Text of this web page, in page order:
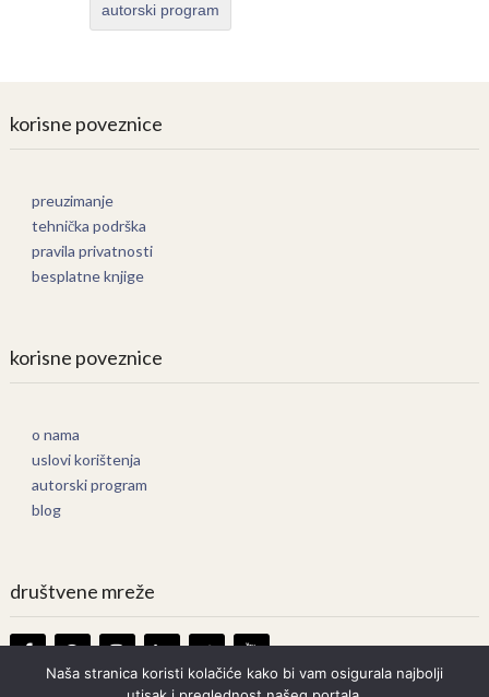
autorski program
korisne poveznice
preuzimanje
tehnička podrška
pravila privatnosti
besplatne knjige
korisne poveznice
o nama
uslovi korištenja
autorski program
blog
društvene mreže
Naša stranica koristi kolačiće kako bi vam osigurala najbolji